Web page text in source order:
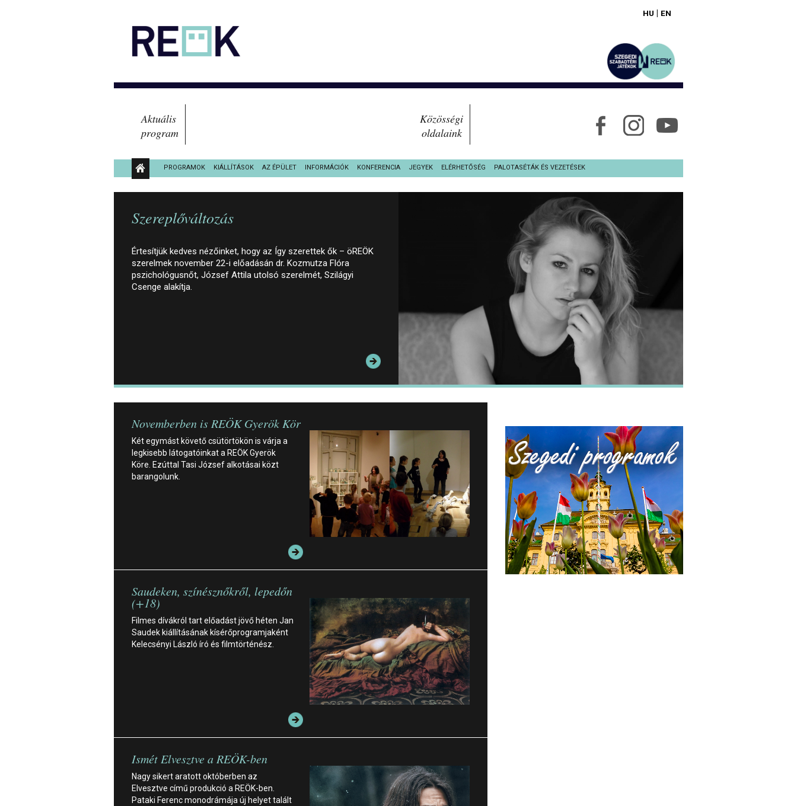
Aktuális
program
Közösségi
oldalaink
HU | EN
PROGRAMOK KIÁLLÍTÁSOK AZ ÉPÜLET INFORMÁCIÓK KONFERENCIA JEGYEK ELÉRHETŐSÉG PALOTASÉTÁK ÉS VEZETÉSEK
KÖZÉRDEKŰ ADATOK
Szereplőváltozás
Értesítjük kedves nézőinket, hogy az Így szerettek ők – öREÖK
szerelmek november 22-i előadásán dr. Kozmutza Flóra
pszichológusnőt, József Attila utolsó szerelmét, Szilágyi
Csenge alakítja.
Novemberben is REÖK Gyerök Kör
Két egymást követő csütörtökön is várja a
legkisebb látogatóinkat a REÖK Gyerök
Köre. Ezúttal Tasi József alkotásai közt
barangolunk.
Saudeken, színésznőkről, lepedőn
(+18)
Filmes dívákról tart előadást jövő héten Jan
Saudek kiállításának kísérőprogramjaként
Kelecsényi László író és filmtörténész.
Ismét Elvesztve a REÖK-ben
Nagy sikert aratott októberben az
Elvesztve című produkció a REÖK-ben.
Pataki Ferenc monodrámája új helyet talált